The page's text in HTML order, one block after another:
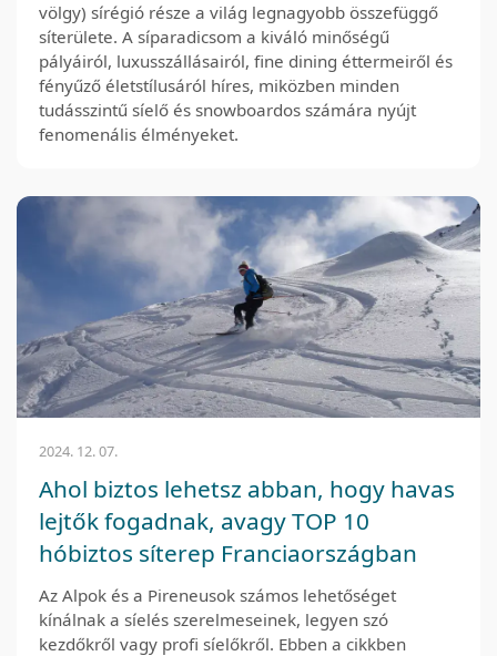
völgy) sírégió része a világ legnagyobb összefüggő
síterülete. A síparadicsom a kiváló minőségű
pályáiról, luxusszállásairól, fine dining éttermeiről és
fényűző életstílusáról híres, miközben minden
tudásszintű síelő és snowboardos számára nyújt
fenomenális élményeket.
2024. 12. 07.
Ahol biztos lehetsz abban, hogy havas
lejtők fogadnak, avagy TOP 10
hóbiztos síterep Franciaországban
Az Alpok és a Pireneusok számos lehetőséget
kínálnak a síelés szerelmeseinek, legyen szó
kezdőkről vagy profi síelőkről. Ebben a cikkben